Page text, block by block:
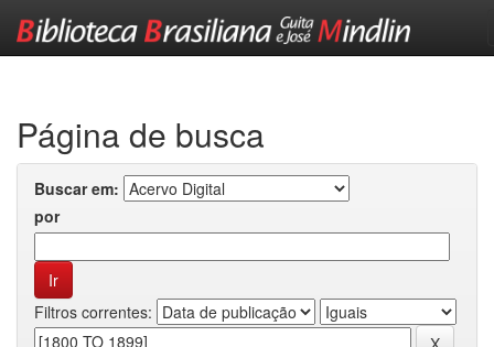
Página de busca
Buscar em:
por
Filtros correntes: